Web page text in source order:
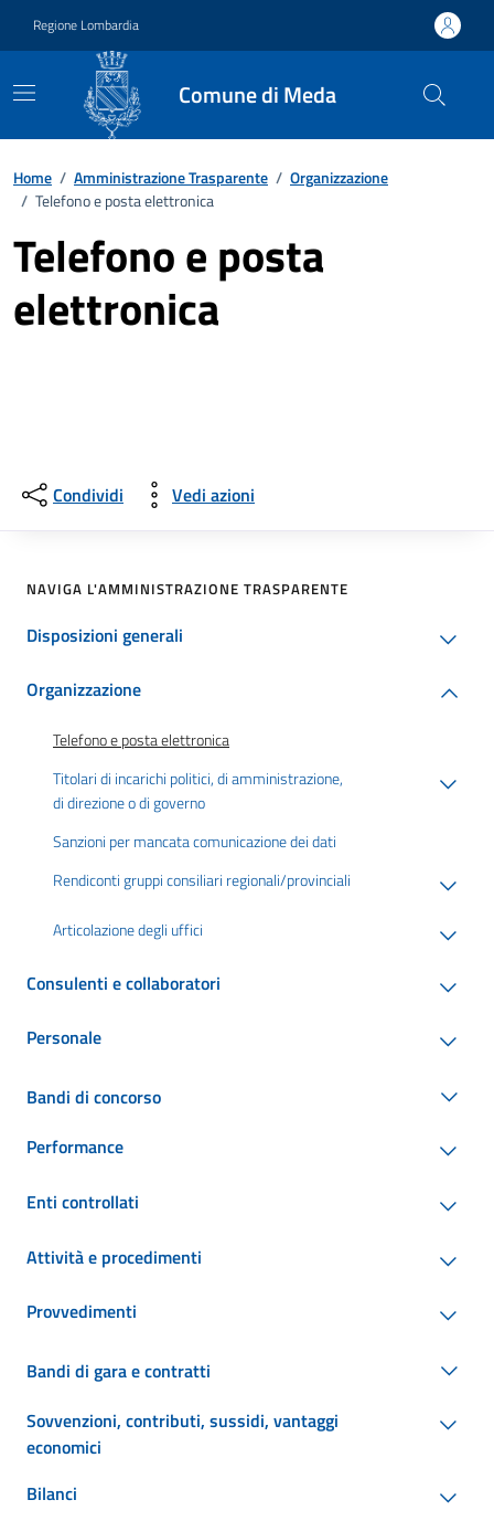
Regione Lombardia
Comune di Meda
Home / Amministrazione Trasparente / Organizzazione
/ Telefono e posta elettronica
Telefono e posta
elettronica
Condividi Vedi azioni
NAVIGA L'AMMINISTRAZIONE TRASPARENTE
Disposizioni generali
Organizzazione
Telefono e posta elettronica
Titolari di incarichi politici, di amministrazione,
di direzione o di governo
Sanzioni per mancata comunicazione dei dati
Rendiconti gruppi consiliari regionali/provinciali
Articolazione degli uffici
Consulenti e collaboratori
Personale
Bandi di concorso
Performance
Enti controllati
Attività e procedimenti
Provvedimenti
Bandi di gara e contratti
Sovvenzioni, contributi, sussidi, vantaggi
economici
Bilanci